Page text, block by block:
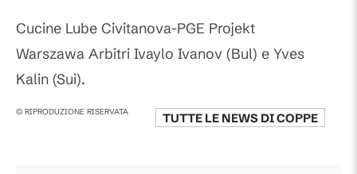
Cucine Lube Civitanova-PGE Projekt
Warszawa Arbitri Ivaylo Ivanov (Bul) e Yves
Kalin (Sui).
© RIPRODUZIONE RISERVATA TUTTE LE NEWS DICOPPE